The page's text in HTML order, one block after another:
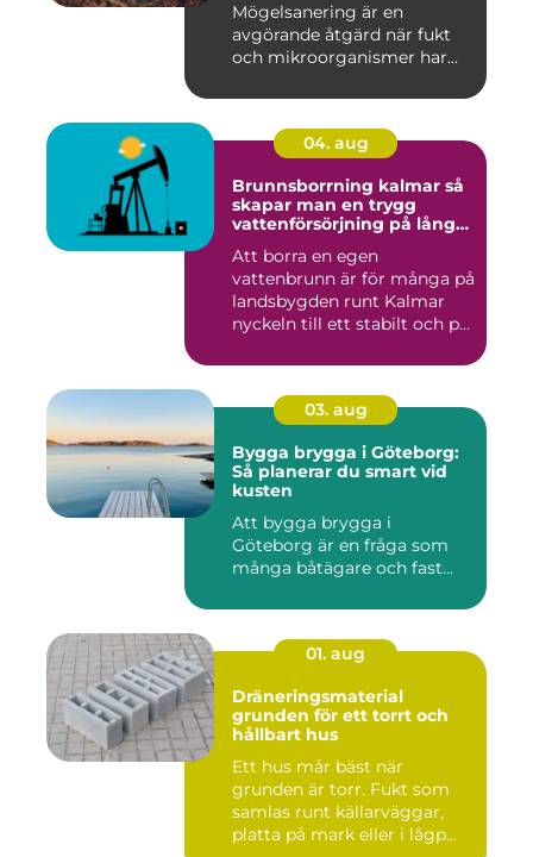
Mögelsanering är en
avgörande åtgärd när fukt
och mikroorganismer har...
04. aug
Brunnsborrning kalmar så
skapar man en trygg
vattenförsörjning på lång
Att borra en egen
vattenbrunn är för många på
landsbygden runt Kalmar
nyckeln till ett stabilt och p...
03. aug
Bygga brygga i Göteborg:
Så planerar du smart vid
kusten
Att bygga brygga i
Göteborg är en fråga som
många båtägare och fast...
01. aug
Dräneringsmaterial
grunden för ett torrt och
hållbart hus
Ett hus mår bäst när
grunden är torr. Fukt som
samlas runt källarväggar,
platta på mark eller i lågp...